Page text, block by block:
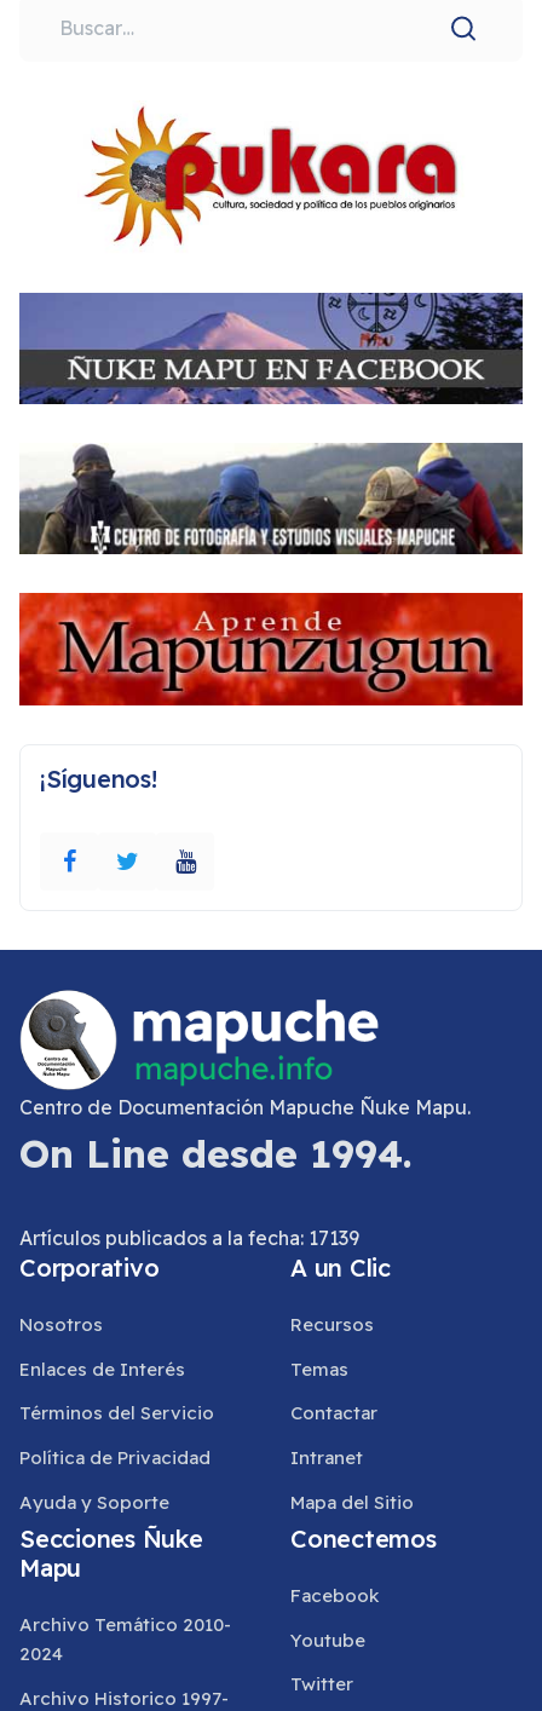
¡Síguenos!
Centro de Documentación Mapuche Ñuke Mapu.
On Line desde 1994.
Artículos publicados a la fecha: 17139
Corporativo
Nosotros
Enlaces de Interés
Términos del Servicio
Política de Privacidad
Ayuda y Soporte
A un Clic
Recursos
Temas
Contactar
Intranet
Mapa del Sitio
Secciones Ñuke
Mapu
Archivo Temático 2010-
2024
Archivo Historico 1997-
Conectemos
Facebook
Youtube
Twitter